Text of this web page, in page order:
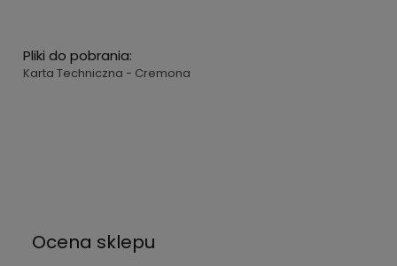
Pliki do pobrania:
Karta Techniczna - Cremona
Ocena sklepu